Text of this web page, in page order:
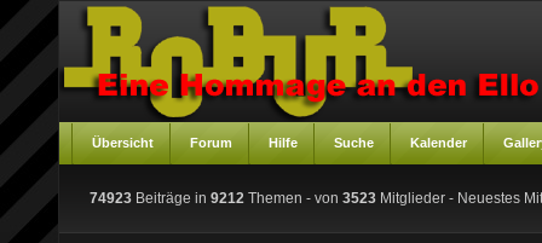
Übersicht Forum Hilfe Suche Kalender
74923 Beiträge in 9212 Themen - von 3523 Mitglieder - Neuestes